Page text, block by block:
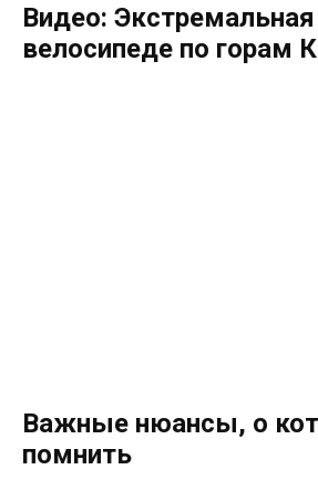
Видео:
велосипеде по горам
Важные нюансы, о
помнить